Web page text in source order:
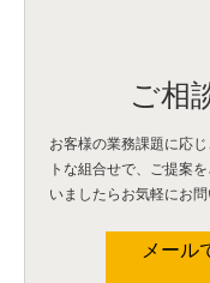
ご相
お客様の業務課題に応
トな組合せで、
ご提案
いましたらお気軽にお問
メール